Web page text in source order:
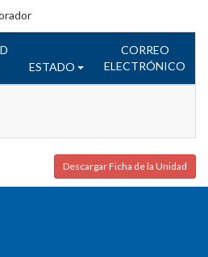
ESTADO
CORREO
ELECTRÓNICO
Descargar Ficha de la Unidad